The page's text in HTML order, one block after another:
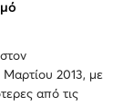
2013, με
από τις